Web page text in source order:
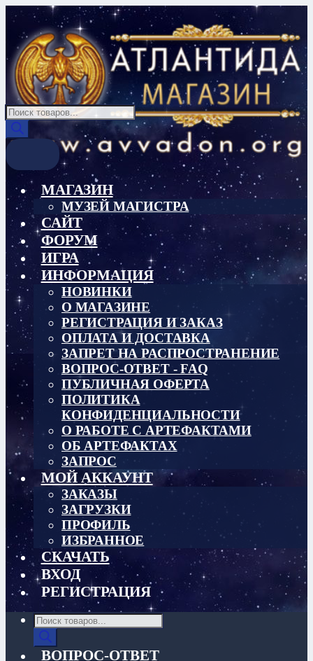
Перейти
навигации
Перейти
содержимому
Поиск
товаров
МАГАЗИН
МУЗЕЙ МАГИСТРА
САЙТ
ФОРУМ
ИГРА
ИНФОРМАЦИЯ
НОВИНКИ
О МАГАЗИНЕ
РЕГИСТРАЦИЯ И ЗАКАЗ
ОПЛАТА И ДОСТАВКА
ЗАПРЕТ НА РАСПРОСТРАНЕНИЕ
ВОПРОС-ОТВЕТ - FAQ
ПУБЛИЧНАЯ ОФЕРТА
ПОЛИТИКА
КОНФИДЕНЦИАЛЬНОСТИ
О РАБОТЕ С АРТЕФАКТАМИ
ОБ АРТЕФАКТАХ
ЗАПРОС
МОЙ АККАУНТ
ЗАКАЗЫ
ЗАГРУЗКИ
ПРОФИЛЬ
ИЗБРАННОЕ
СКАЧАТЬ
ВХОД
РЕГИСТРАЦИЯ
Поиск
товаров
ВОПРОС-ОТВЕТ